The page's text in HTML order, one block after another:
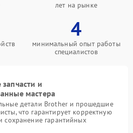
лет на рынке
4
минимальный опыт работы
специалистов
и
мастера
детали Brother и прошедшие
что гарантирует корректную
сохранение гарантийных